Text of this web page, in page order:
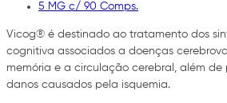
5 MG c/ 90 Comps.
Vicog® é destinado ao tratamento dos
cognitiva associados a doenças
memória e a circulação cerebral, além de
danos causados pela isquemia.